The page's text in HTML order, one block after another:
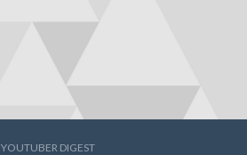
YOUTUBER DIGEST